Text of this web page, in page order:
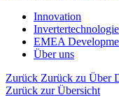
Innovation
Invertertechnologie
EMEA
Über uns
Zurück Zurück zu Über
Zurück zur Übersicht